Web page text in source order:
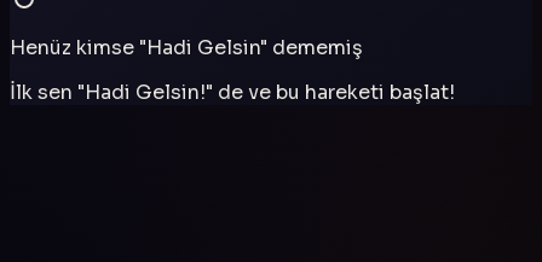
Henüz kimse "Hadi Gelsin" dememiş
İlk sen "Hadi Gelsin!" de ve bu hareketi başlat!